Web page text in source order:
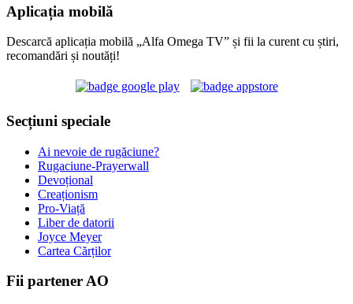
Aplicația mobilă
Descarcă aplicația mobilă „Alfa Omega TV” și fii la curent cu știri,
recomandări și noutăți!
Secțiuni speciale
Ai nevoie de rugăciune?
Rugaciune-Prayerwall
Devoțional
Creaționism
Pro-Viață
Liber de datorii
Joyce Meyer
Cartea Cărților
Fii partener AO